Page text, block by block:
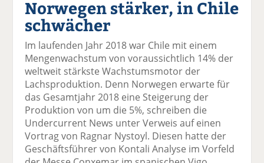
el
a
F
ac
e
b
o
o
k
te
il
e
el
t
tt
er
n
el
a
Li
n
e
di
n
te
il
e
n
el
p
E
m
l
se
n
d
el
D
e
Norwegen stärker, in Chile
schwächer
Im laufenden Jahr 2018 war Chile mit einem
Mengenwachstum von voraussichtlich 14% der
weltweit stärkste Wachstumsmotor der
Lachsproduktion. Denn Norwegen erwarte für
das Gesamtjahr 2018 eine Steigerung der
Produktion von um die 5%, schreiben die
Undercurrent News unter Verweis auf einen
Vortrag von Ragnar Nystoyl. Diesen hatte der
Geschäftsführer von Kontali Analyse im Vorfeld